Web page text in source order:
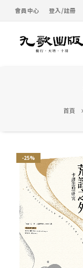
會員中心 登入/註冊
首頁
-25%